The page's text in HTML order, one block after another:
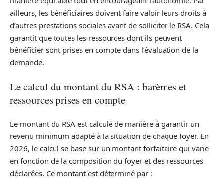
ailleurs, les bénéficiaires doivent faire valoir leurs droits à
d’autres prestations sociales avant de solliciter le RSA. Cela
garantit que toutes les ressources dont ils peuvent
bénéficier sont prises en compte dans l’évaluation de la
demande.
Le calcul du montant du RSA : barèmes et
ressources prises en compte
Le montant du RSA est calculé de manière à garantir un
revenu minimum adapté à la situation de chaque foyer. En
2026, le calcul se base sur un montant forfaitaire qui varie
en fonction de la composition du foyer et des ressources
déclarées. Ce montant est déterminé par :